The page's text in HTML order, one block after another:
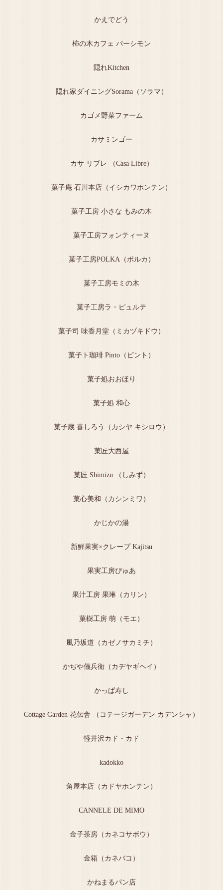
かえでどう
柿の木カフェ パーシモン
隠れKitchen
隠れ家ダイニングSorama（ソラマ）
カゴメ野菜ファーム
カサミンゴー
カサ リブレ （Casa Libre）
菓子庵 石川本店（イシカワホンテン）
菓子工房 小さな もみの木
菓子工房フォンティーヌ
菓子工房POLKA（ポルカ）
菓子工房モミの木
菓子工房ラ・ピュルテ
菓子司 味香月堂（ミカヅキドウ）
菓子ト珈琲 Pinto（ピント）
菓子処おおほり
菓子処 和心
菓子蔵 喜しろう（カシヤ キシロウ）
菓匠大西屋
菓匠 Shimizu （しみず）
菓心美和（カシンミワ）
かじかの湯
新鮮果実×クレープ Kajitsu
果実工房ぴゅあ
果汁工房 果琳（カリン）
菓樹工房 萌（モエ）
風乃坂道（カゼノサカミチ）
かぢや儀兵衛（カヂヤギヘイ）
かっぱ寿し
Cottage Garden 花伝舎 （コテージガーデン カデンシャ）
軽井沢カド・カド
kadokko
角屋本店（カドヤホンテン）
CANNELE DE MIMO
金子茶房（カネコサボウ）
金箱（カネバコ）
かねまるパン店